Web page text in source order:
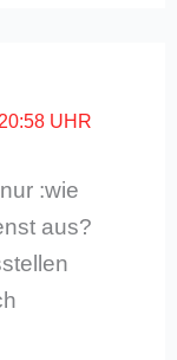
UHR
:wie
aus?